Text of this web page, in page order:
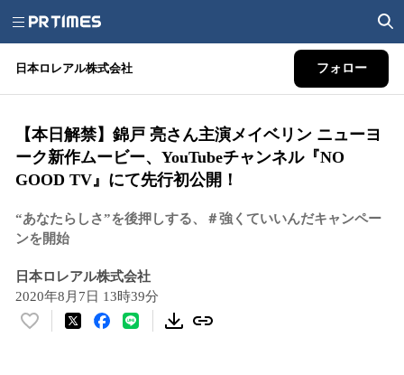
日本ロレアル株式会社 フォロー
【本日解禁】錦戸 亮さん主演メイベリン ニューヨ
ーク新作ムービー、YouTubeチャンネル『NO
GOOD TV』にて先行初公開！
“あなたらしさ”を後押しする、＃強くていいんだキャンペー
ンを開始
日本ロレアル株式会社
2020年8月7日 13時39分
い